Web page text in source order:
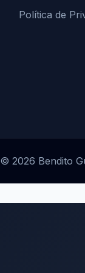
Política de
© 2026 Bendito